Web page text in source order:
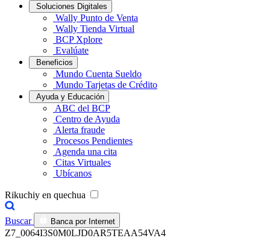
Soluciones Digitales
Wally Punto de Venta
Wally Tienda Virtual
BCP Xplore
Evalúate
Beneficios
Mundo Cuenta Sueldo
Mundo Tarjetas de Crédito
Ayuda y Educación
ABC del BCP
Centro de Ayuda
Alerta fraude
Procesos Pendientes
Agenda una cita
Citas Virtuales
Ubícanos
Rikuchiy en quechua
Buscar Banca por Internet
Z7_0064I3S0M0LJD0AR5TEAA54VA4